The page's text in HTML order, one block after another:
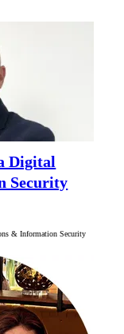
Digital
Security
& Information Security